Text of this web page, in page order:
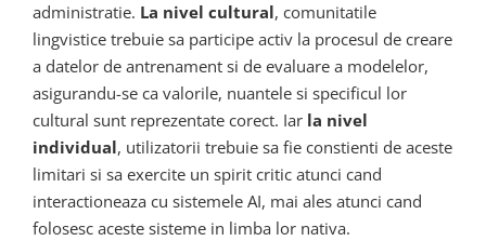
administratie. La nivel cultural, comunitatile
lingvistice trebuie sa participe activ la procesul de creare
a datelor de antrenament si de evaluare a modelelor,
asigurandu-se ca valorile, nuantele si specificul lor
cultural sunt reprezentate corect. Iar la nivel
individual, utilizatorii trebuie sa fie constienti de aceste
limitari si sa exercite un spirit critic atunci cand
interactioneaza cu sistemele AI, mai ales atunci cand
folosesc aceste sisteme in limba lor nativa.